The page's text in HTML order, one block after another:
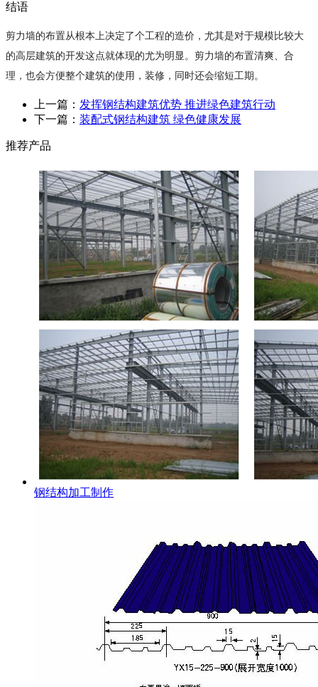
结语
剪力墙的布置从根本上决定了个工程的造价，尤其是对于规模比较大
的高层建筑的开发这点就体现的尤为明显。剪力墙的布置清爽、合
理，也会方便整个建筑的使用，装修，同时还会缩短工期。
上一篇： 发挥钢结构建筑优势 推进绿色建筑行动
下一篇： 装配式钢结构建筑 绿色健康发展
推荐产品
钢结构加工制作